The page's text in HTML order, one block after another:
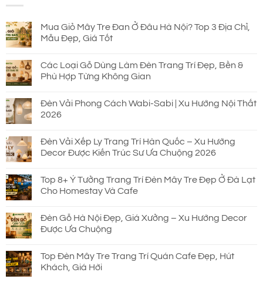
Mua Giỏ Mây Tre Đan Ở Đâu Hà Nội? Top 3 Địa Chỉ,
Mẫu Đẹp, Giá Tốt
Các Loại Gỗ Dùng Làm Đèn Trang Trí Đẹp, Bền &
Phù Hợp Từng Không Gian
Đèn Vải Phong Cách Wabi-Sabi | Xu Hướng Nội Thất
2026
Đèn Vải Xếp Ly Trang Trí Hàn Quốc – Xu Hướng
Decor Được Kiến Trúc Sư Ưa Chuộng 2026
Top 8+ Ý Tưởng Trang Trí Đèn Mây Tre Đẹp Ở Đà Lạt
Cho Homestay Và Cafe
Đèn Gỗ Hà Nội Đẹp, Giá Xưởng – Xu Hướng Decor
Được Ưa Chuộng
Top Đèn Mây Tre Trang Trí Quán Cafe Đẹp, Hút
Khách, Giá Hời